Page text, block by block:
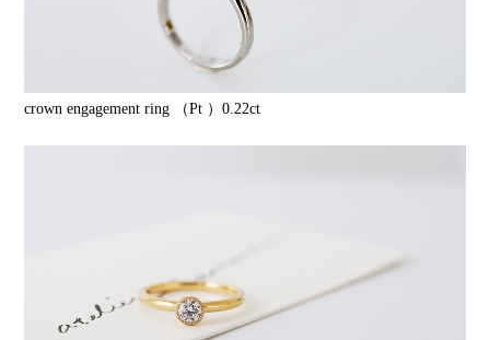
crown engagement ring （Pt ）0.22ct